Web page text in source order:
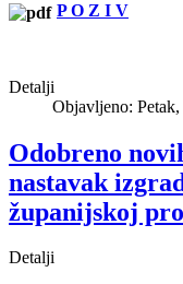
P O Z I V
Detalji
Objavljeno:
Odobreno
nastavak
županijskoj
Detalji